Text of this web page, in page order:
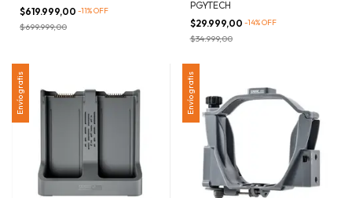
$619.999,00 -11%OFF
$699.999,00
PGYTECH
$29.999,00 -14%OFF
$34.999,00
Envío gratis Envío gratis